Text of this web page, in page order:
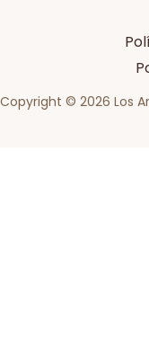
Copyright © 2026 Los